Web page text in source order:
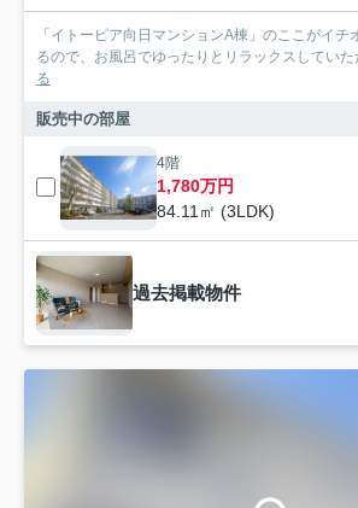
「イトーピア向日マンションA棟」のここがイチ
るので、お風呂でゆったりとリラックスしていた
る
販売中の部屋
4階
1,780万円
84.11㎡ (3LDK)
過去掲載物件